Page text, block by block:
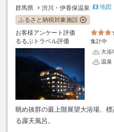
群馬県 渋川・伊香保温泉
地図
ふるさと納税対象施設
お客様アンケート評価
るるぶトラベル評価
集計中
大浴
温泉
眺め抜群の最上階展望大浴場、
る露天風呂。